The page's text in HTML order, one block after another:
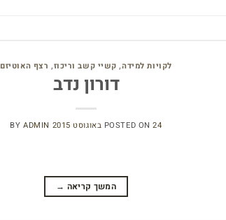
לקויות למידה, קשיי קשב וריכוז, רצף האוטיזם
דורון נדב
POSTED ON24 באוגוסט 2015 BYADMIN
המשך קריאה →